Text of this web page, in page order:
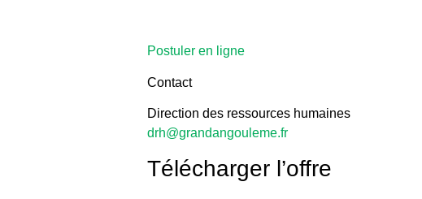
Postuler en ligne
Contact
Direction des ressources humaines
drh@grandangouleme.fr
Télécharger l’offre